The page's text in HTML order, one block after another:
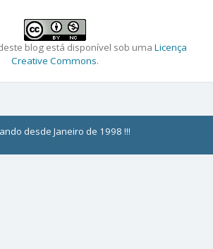
blog está disponível sob uma Licença
Creative Commons.
desde Janeiro de 1998 !!!